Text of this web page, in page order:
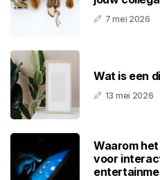
7 mei 2026
Wat is een
13 mei 2026
Waarom
voor